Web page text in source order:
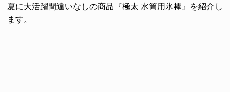
夏に大活躍間違いなしの商品『極太 水筒用氷棒』を紹介し
ます。